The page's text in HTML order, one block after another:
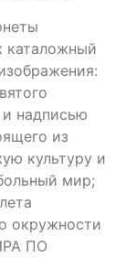
каталожный
надписью
из
культуру и
мир;
окружности
ПО